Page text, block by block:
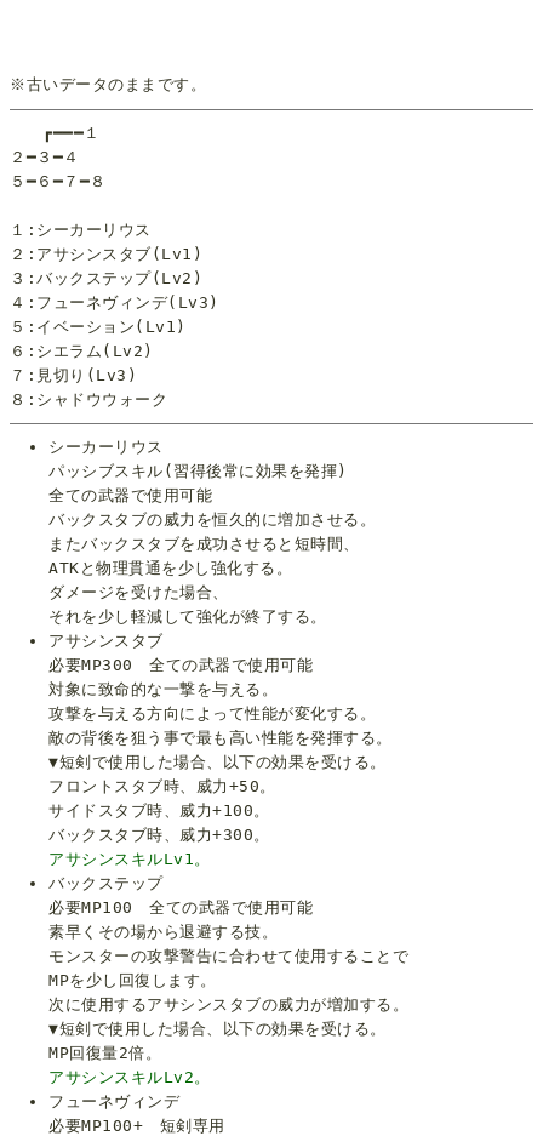
※古いデータのままです。
┏━━━１
２━３━４
５━６━７━８
１:シーカーリウス
２:アサシンスタブ(Lv1)
３:バックステップ(Lv2)
４:フューネヴィンデ(Lv3)
５:イベーション(Lv1)
６:シエラム(Lv2)
７:見切り(Lv3)
８:シャドウウォーク
シーカーリウス
パッシブスキル(習得後常に効果を発揮)
全ての武器で使用可能
バックスタブの威力を恒久的に増加させる。
またバックスタブを成功させると短時間、
ATKと物理貫通を少し強化する。
ダメージを受けた場合、
それを少し軽減して強化が終了する。
アサシンスタブ
必要MP300 全ての武器で使用可能
対象に致命的な一撃を与える。
攻撃を与える方向によって性能が変化する。
敵の背後を狙う事で最も高い性能を発揮する。
▼短剣で使用した場合、以下の効果を受ける。
フロントスタブ時、威力+50。
サイドスタブ時、威力+100。
バックスタブ時、威力+300。
アサシンスキルLv1。
バックステップ
必要MP100 全ての武器で使用可能
素早くその場から退避する技。
モンスターの攻撃警告に合わせて使用することで
MPを少し回復します。
次に使用するアサシンスタブの威力が増加する。
▼短剣で使用した場合、以下の効果を受ける。
MP回復量2倍。
アサシンスキルLv2。
フューネヴィンデ
必要MP100+ 短剣専用